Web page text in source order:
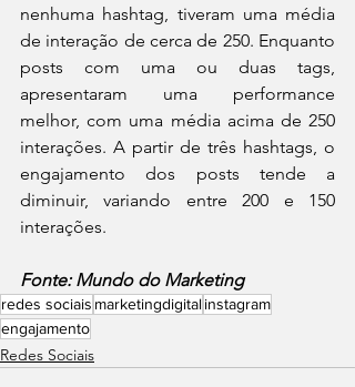
nenhuma hashtag, tiveram uma média
de interação de cerca de 250. Enquanto
posts com uma ou duas tags,
apresentaram uma performance
melhor, com uma média acima de 250
interações. A partir de três hashtags, o
engajamento dos posts tende a
diminuir, variando entre 200 e 150
interações.
Fonte: Mundo do Marketing
redes sociais marketingdigitalinstagram
engajamento
Redes Sociais